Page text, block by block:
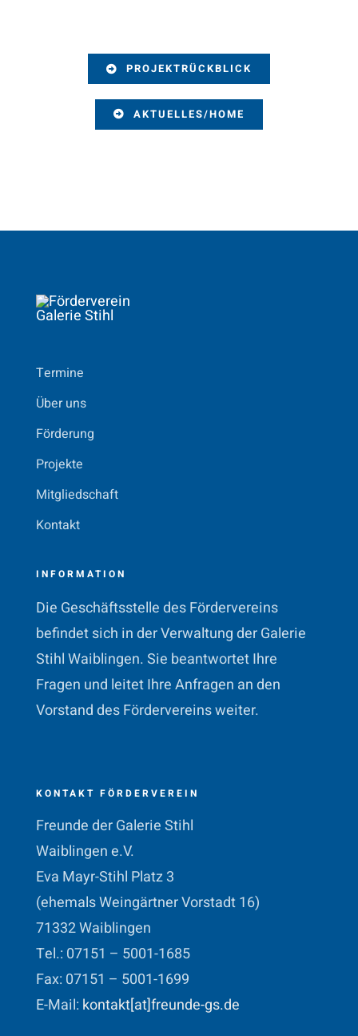
PROJEKTRÜCKBLICK
AKTUELLES/HOME
Termine
Über uns
Förderung
Projekte
Mitgliedschaft
Kontakt
INFORMATION
Die Geschäftsstelle des Fördervereins
befindet sich in der Verwaltung der Galerie
Stihl Waiblingen. Sie beantwortet Ihre
Fragen und leitet Ihre Anfragen an den
Vorstand des Fördervereins weiter.
KONTAKT FÖRDERVEREIN
Freunde der Galerie Stihl
Waiblingen e.V.
Eva Mayr-Stihl Platz 3
(ehemals Weingärtner Vorstadt 16)
71332 Waiblingen
Tel.: 07151 – 5001-1685
Fax: 07151 – 5001-1699
E-Mail: kontakt[at]freunde-gs.de